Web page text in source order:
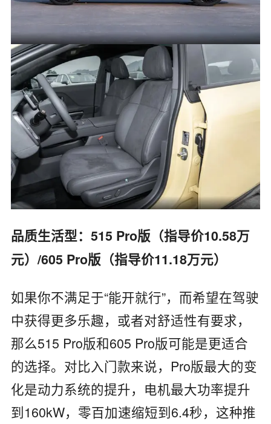
品质生活型：515 Pro版（指导价10.58万
元）/605 Pro版（指导价11.18万元）
如果你不满足于“能开就行”，而希望在驾驶
中获得更多乐趣，或者对舒适性有要求，
那么515 Pro版和605 Pro版可能是更适合
的选择。对比入门款来说，Pro版最大的变
化是动力系统的提升，电机最大功率提升
到160kW，零百加速缩短到6.4秒，这种推